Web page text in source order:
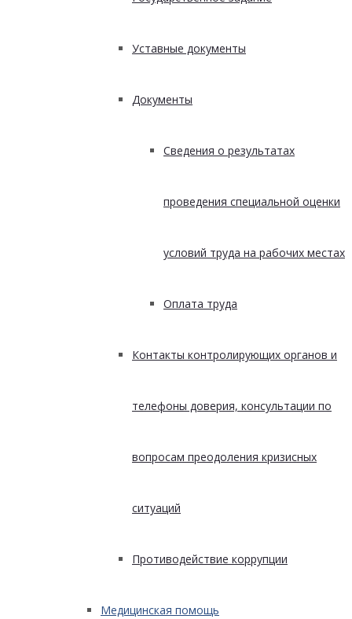
Уставные документы
Документы
Сведения о результатах
проведения специальной оценки
условий труда на рабочих местах
Оплата труда
Контакты контролирующих органов и
телефоны доверия, консультации по
вопросам преодоления кризисных
ситуаций
Противодействие коррупции
Медицинская помощь